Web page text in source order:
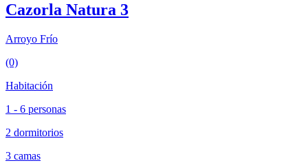
Cazorla Natura 3
Arroyo Frío
(0)
Habitación
1 - 6 personas
2 dormitorios
3 camas